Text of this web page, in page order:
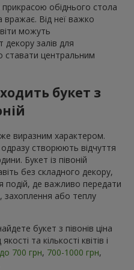
обіднього стола
вражає. Від неї важко
можуть
залів для
ставати центральним
букет з
виразним характером.
створюють відчуття
Букет із півоній
без складного декору,
де важливо передати
захоплення або теплу
букет з півонів ціна
та кількості квітів і
до 700 грн, 700-1000 грн,